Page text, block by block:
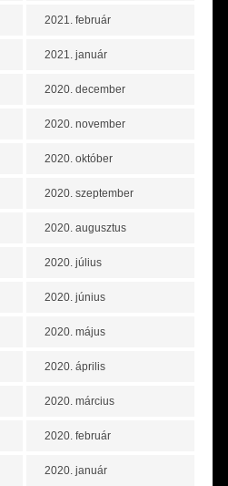
2021. február
2021. január
2020. december
2020. november
2020. október
2020. szeptember
2020. augusztus
2020. július
2020. június
2020. május
2020. április
2020. március
2020. február
2020. január